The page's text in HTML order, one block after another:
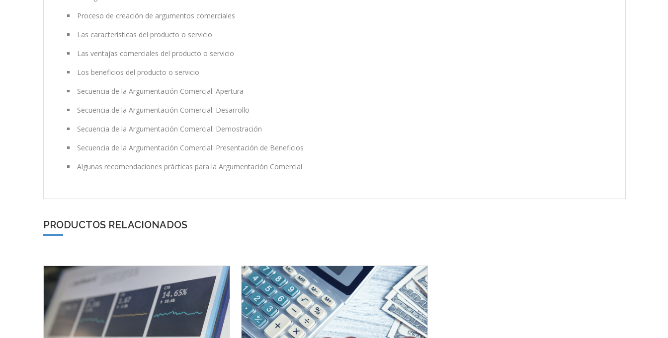
Proceso de creación de argumentos comerciales
Las características del producto o servicio
Las ventajas comerciales del producto o servicio
Los beneficios del producto o servicio
Secuencia de la Argumentación Comercial: Apertura
Secuencia de la Argumentación Comercial: Desarrollo
Secuencia de la Argumentación Comercial: Demostración
Secuencia de la Argumentación Comercial: Presentación de Beneficios
Algunas recomendaciones prácticas para la Argumentación Comercial
PRODUCTOS RELACIONADOS